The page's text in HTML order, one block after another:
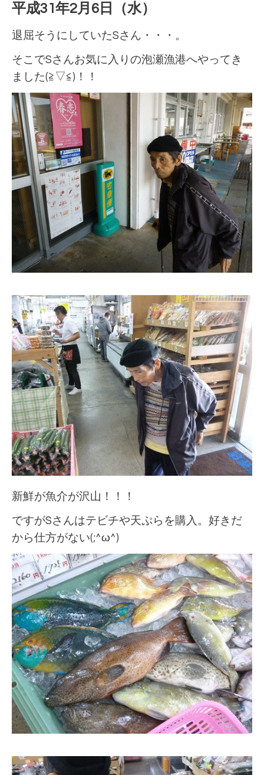
平成31年2月6日（水）
退屈そうにしていたSさん・・・。
そこでSさんお気に入りの泡瀬漁港へやってき
ました(≧▽≦)！！
新鮮が魚介が沢山！！！
ですがSさんはテビチや天ぷらを購入。好きだ
から仕方がない(;^ω^)